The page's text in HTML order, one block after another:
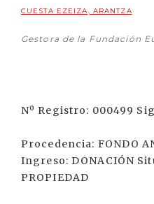
CUESTA EZEIZA, ARANTZA
Gestora de la Fundación
Nº Registro: 000499
Procedencia: FONDO
Ingreso: DONACIÓN
PROPIEDAD